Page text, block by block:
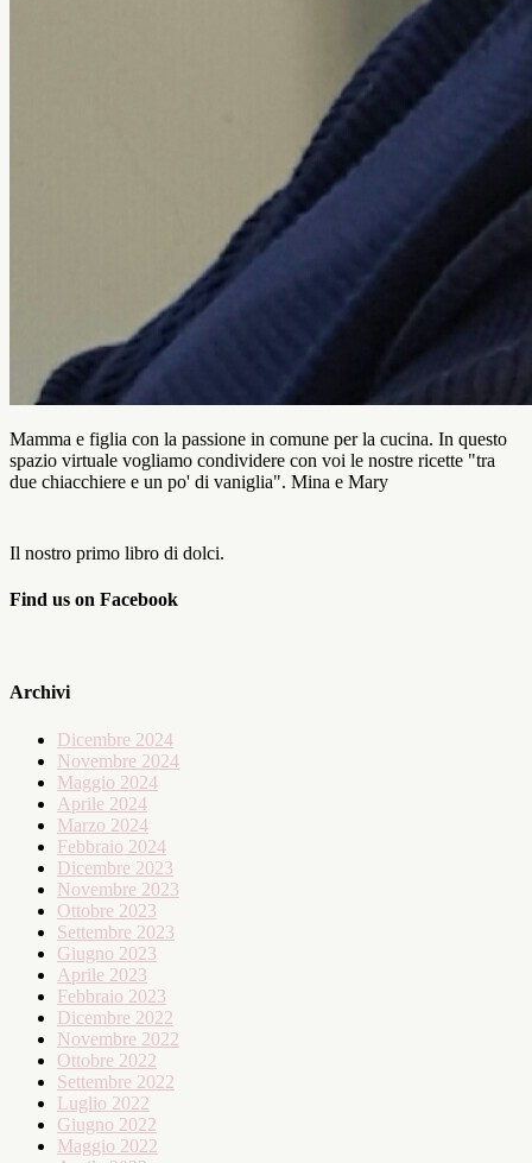
Mamma e figlia con la passione in comune per la cucina. In questo
spazio virtuale vogliamo condividere con voi le nostre ricette "tra
due chiacchiere e un po' di vaniglia". Mina e Mary
Il nostro primo libro di dolci.
Find us on Facebook
Archivi
Dicembre 2024
Novembre 2024
Maggio 2024
Aprile 2024
Marzo 2024
Febbraio 2024
Dicembre 2023
Novembre 2023
Ottobre 2023
Settembre 2023
Giugno 2023
Aprile 2023
Febbraio 2023
Dicembre 2022
Novembre 2022
Ottobre 2022
Settembre 2022
Luglio 2022
Giugno 2022
Maggio 2022